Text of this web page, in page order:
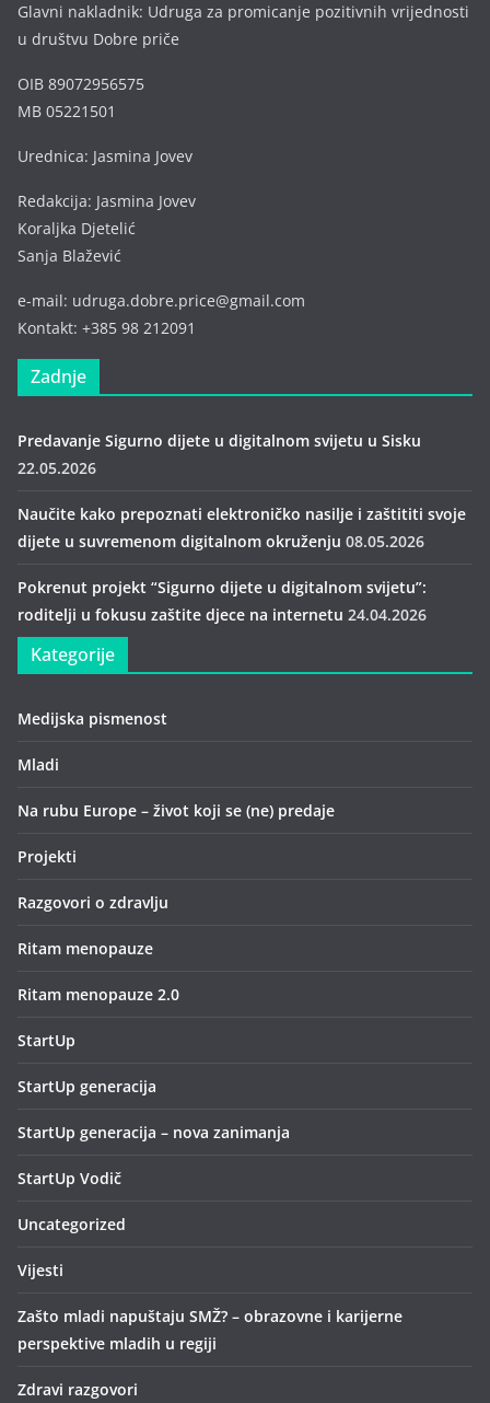
Glavni nakladnik: Udruga za promicanje pozitivnih vrijednosti
u društvu Dobre priče
OIB 89072956575
MB 05221501
Urednica: Jasmina Jovev
Redakcija: Jasmina Jovev
Koraljka Djetelić
Sanja Blažević
e-mail: udruga.dobre.price@gmail.com
Kontakt: +385 98 212091
Zadnje
Predavanje Sigurno dijete u digitalnom svijetu u Sisku
22.05.2026
Naučite kako prepoznati elektroničko nasilje i zaštititi svoje
dijete u suvremenom digitalnom okruženju 08.05.2026
Pokrenut projekt “Sigurno dijete u digitalnom svijetu”:
roditelji u fokusu zaštite djece na internetu 24.04.2026
Kategorije
Medijska pismenost
Mladi
Na rubu Europe – život koji se (ne) predaje
Projekti
Razgovori o zdravlju
Ritam menopauze
Ritam menopauze 2.0
StartUp
StartUp generacija
StartUp generacija – nova zanimanja
StartUp Vodič
Uncategorized
Vijesti
Zašto mladi napuštaju SMŽ? – obrazovne i karijerne
perspektive mladih u regiji
Zdravi razgovori